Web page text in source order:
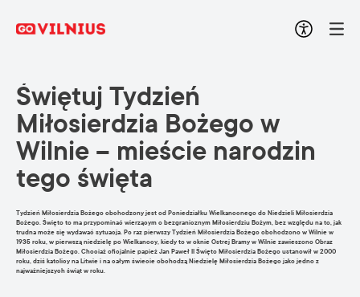
Świętuj Tydzień
Miłosierdzia Bożego w
Wilnie – mieście narodzin
tego święta
Tydzień Miłosierdzia Bożego obchodzony jest od Poniedziałku Wielkanocnego do Niedzieli Miłosierdzia
Bożego. Święto to ma przypominać wierzącym o bezgranicznym Miłosierdziu Bożym, bez względu na to, jak
trudna może się wydawać sytuacja. Po raz pierwszy Tydzień Miłosierdzia Bożego obchodzono w Wilnie w
1935 roku, w pierwszą niedzielę po Wielkanocy, kiedy to w oknie Ostrej Bramy w Wilnie zawieszono Obraz
Miłosierdzia Bożego. Chociaż oficjalnie papież Jan Paweł II Święto Miłosierdzia Bożego ustanowił w 2000
roku, dziś katolicy na Litwie i na całym świecie obchodzą Niedzielę Miłosierdzia Bożego jako jedno z
najważniejszych świąt w roku.